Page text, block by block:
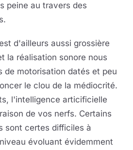
peine au travers des
d'ailleurs aussi grossière
la réalisation sonore nous
de motorisation datés et peu
le clou de la médiocrité.
l'intelligence articificielle
de vos nerfs. Certains
sont certes difficiles à
évoluant évidemment